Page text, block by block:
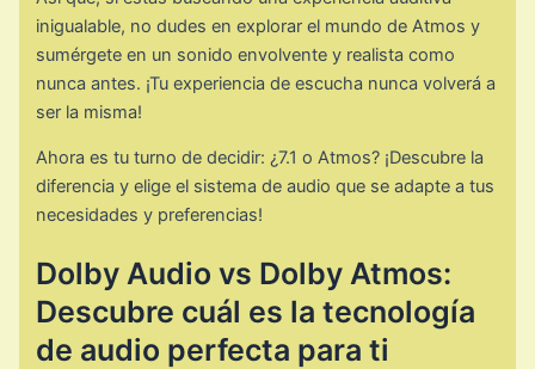
inigualable, no dudes en explorar el mundo de Atmos y
sumérgete en un sonido envolvente y realista como
nunca antes. ¡Tu experiencia de escucha nunca volverá a
ser la misma!
Ahora es tu turno de decidir: ¿7.1 o Atmos? ¡Descubre la
diferencia y elige el sistema de audio que se adapte a tus
necesidades y preferencias!
Dolby Audio vs Dolby Atmos:
Descubre cuál es la tecnología
de audio perfecta para ti